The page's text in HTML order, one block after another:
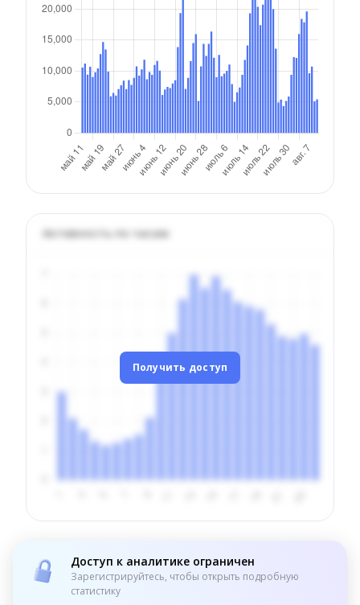
Активность по часам
Получить доступ
Доступ к аналитике ограничен
Зарегистрируйтесь, чтобы открыть подробную
статистику